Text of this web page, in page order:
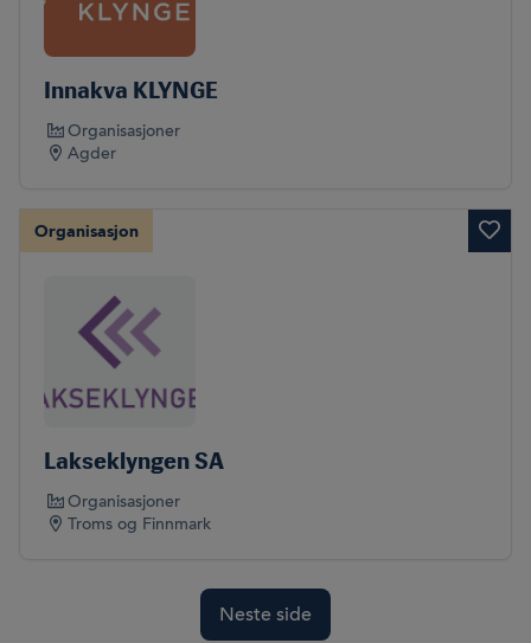
Innakva KLYNGE
Organisasjoner
Agder
Organisasjon
Lakseklyngen SA
Organisasjoner
Troms og Finnmark
Neste side